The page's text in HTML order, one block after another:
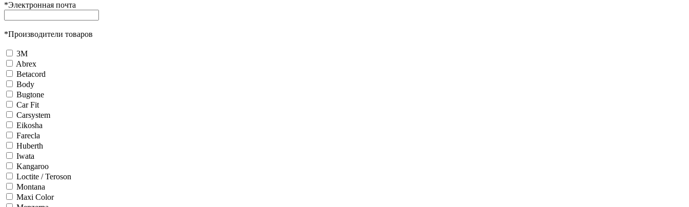
*Электронная почта
*Производители товаров
3М
Abrex
Betacord
Body
Bugtone
Car Fit
Carsystem
Eikosha
Farecla
Huberth
Iwata
Kangaroo
Loctite / Teroson
Montana
Maxi Color